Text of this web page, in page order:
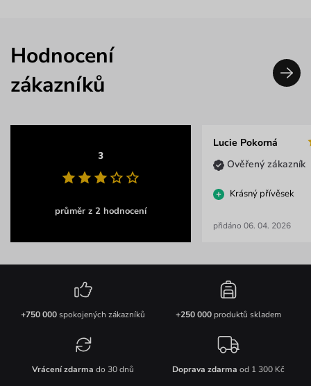
Hodnocení
zákazníků
3
průměr z 2 hodnocení
Lucie Pokorná
Ověřený zákazník
Krásný přívěsek
přidáno 06. 04. 2026
+750 000spokojených zákazníků +250 000produktů skladem
Vrácení zdarma do 30 dnů Doprava zdarma od 1 300 Kč